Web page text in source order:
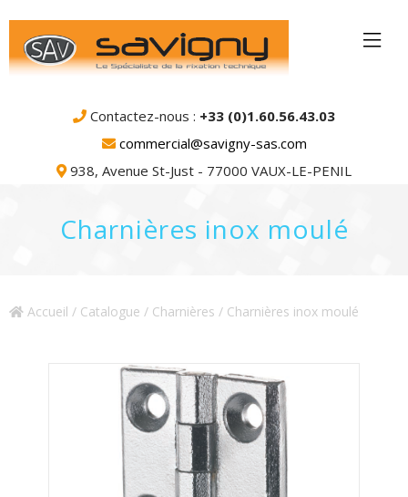
Contactez-nous : +33 (0)1.60.56.43.03
commercial@savigny-sas.com
938, Avenue St-Just - 77000 VAUX-LE-PENIL
Charnières inox moulé
Accueil / Catalogue / Charnières / Charnières inox moulé